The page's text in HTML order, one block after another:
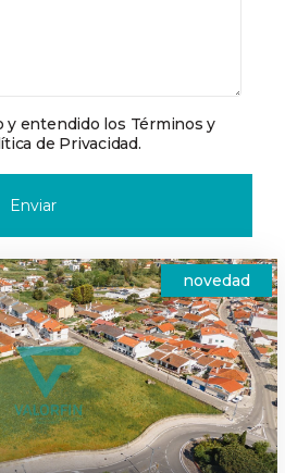
y entendido los Términos y
de Privacidad.
Enviar
novedad